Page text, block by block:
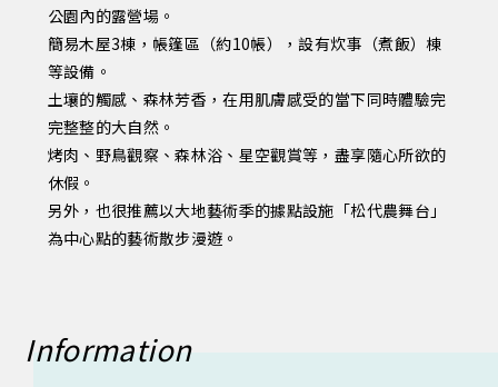
公園內的露營場。
簡易木屋3棟，帳篷區（約10帳），設有炊事（煮飯）棟
等設備。
土壤的觸感、森林芳香，在用肌膚感受的當下同時體驗完
完整整的大自然。
烤肉、野鳥觀察、森林浴、星空觀賞等，盡享隨心所欲的
休假。
另外，也很推薦以大地藝術季的據點設施「松代農舞台」
為中心點的藝術散步漫遊。
Information